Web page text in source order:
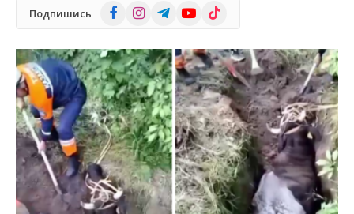
Подпишись FacebookInstagramTelegramYouTube
TikTok